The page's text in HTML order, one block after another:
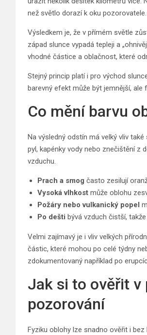
než světlo dorazí k oku pozorovatele.
Výsledkem je, že v přímém světle
západ slunce vypadá tepleji a
vhodné částice a oblačnost, které
Stejný princip platí i pro východ
barevný efekt může být jemnější, ale
Co mění barvu
Na výsledný odstín má velký vliv
pyl, kapénky vody nebo znečištění z
vzduchu.
Prach a smog často zesilují
Vysoká vlhkost může oblohu
Požáry nebo vulkanický popel
Po dešti bývá vzduch čistší,
Velmi zajímavý je i vliv velkých
částic, které mohou po celé týdny
zdokumentovaný například po
Jak si to ověřit v
pozorování
Fyziku oblohy lze snadno ověřit i